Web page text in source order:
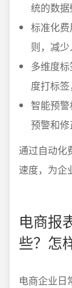
统的数据
标准化
则，减少
多维度
度打标签
智能预
预警和修
通过自动化
速度，为企
电商报
些？怎
电商企业日